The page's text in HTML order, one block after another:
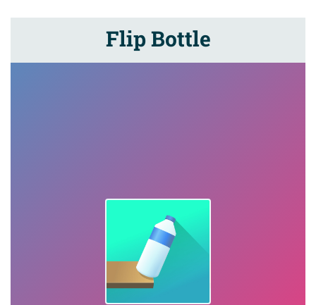
Flip Bottle